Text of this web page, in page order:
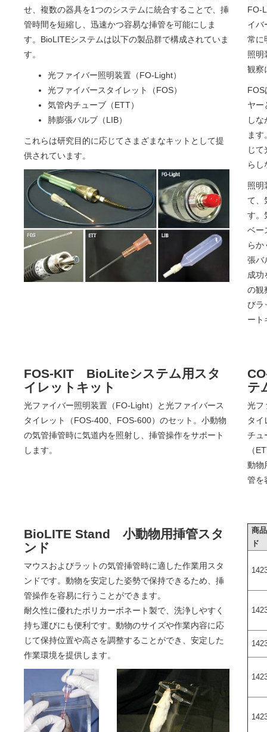
せ、複数の器具を1つのシステムに統合することで、挿
管時間を短縮し、迅速かつ容易な挿管を可能にしま
す。BioLITEシステムは以下の製品群で構成されていま
す。
光ファイバー照明装置（FO-Light）
光ファイバースタイレット（FOS）
気管内チューブ（ETT）
肺膨張バルブ（LIB）
これらは研究目的に応じてさまざまなキットとして提
供されています。
FO-
イバ
常に
照明
観察
FOS
ヤー
し
ま
じ
らし
照明
て、
す。
ベー
らか
張バ
成功
の観
びラ
ート
FOS-KIT BioLiteシステム用スタ
イレットキット
光ファイバー照明装置（FO-Light）と光ファイバース
タイレット（FOS-400、FOS-600）のセット。小動物
の気管挿管時に気道内を照射し、挿管操作をサポート
します。
テ
光フ
タイ
チュ
（
動物
管を
BioLITE Stand 小動物用挿管スタ
ンド
マウスおよびラットの気管挿管時に適した作業用スタ
ンドです。動物を安定した姿勢で保持できるため、挿
管操作を容易に行うことができます。
耐久性に優れたポリカーボネート製で、洗浄しやすく
持ち運びにも便利です。動物のサイズや作業内容に応
じて保持位置や高さを調整することができ、安定した
作業環境を提供します。
商
ド